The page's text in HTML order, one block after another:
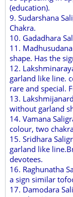
(education).
9. Sudarshana
Chakra.
10. Gadadhara
11.
shape. Has the
12.
garland like line.
rare and special.
13.
without garland
14. Vamana
colour, two
15. Sridhara
garland like
devotees.
16. Raghunatha
a sign similar
17. Damodara